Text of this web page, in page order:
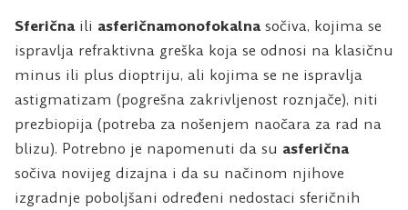
Sferičnaili asferičnamonofokalnasočiva, kojima se
ispravlja refraktivna greška koja se odnosi na klasičnu
minus ili plus dioptriju, ali kojima se ne ispravlja
astigmatizam (pogrešna zakrivljenost roznjače), niti
prezbiopija (potreba za nošenjem naočara za rad na
blizu). Potrebno je napomenuti da su asferična
sočiva novijeg dizajna i da su načinom njihove
izgradnje poboljšani određeni nedostaci sferičnih